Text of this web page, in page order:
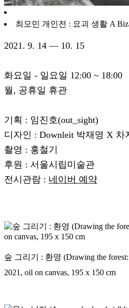
최모민 개인전 : 요괴 생활 A
2021. 9. 14 — 10. 15
화요일 - 일요일 12:00 ~ 18:00
월, 공휴일 휴관
기획 : 임진호(out_sight)
디자인 : Downleit 박재영 X 차
촬영 : 홍철기
후원 : 서울시립미술관
전시관람 : 네이버 예약
숲 그리기 : 환영 (Drawing the
2021, oil on canvas, 195 x 150 cm